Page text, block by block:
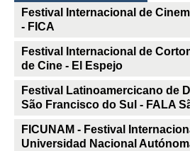
Festival Internacional de
- FICA
Festival Internacional de
de Cine - El Espejo
Festival Latinoamercicano de
São Francisco do Sul - FALA
FICUNAM - Festival
Universidad Nacional